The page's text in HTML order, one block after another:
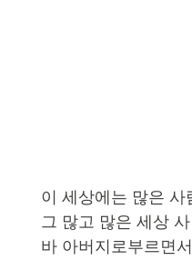
이 세상에는 많은
그 많고 많은 세상
바 아버지로부르면